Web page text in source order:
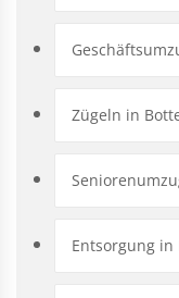
Zügeln in
Entsorgung in